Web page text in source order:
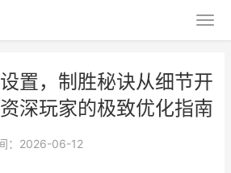
置，制胜秘诀从细节开
深玩家的极致优化指南
：2026-06-12